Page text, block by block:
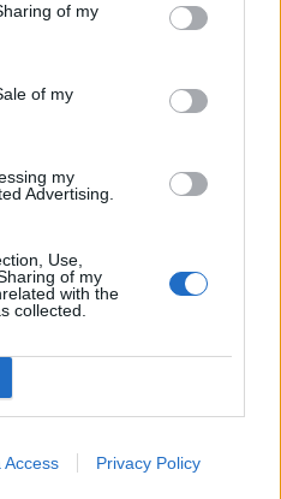
of my
of my
my
Advertising.
Use,
of my
with the
collected.
Access Privacy Policy